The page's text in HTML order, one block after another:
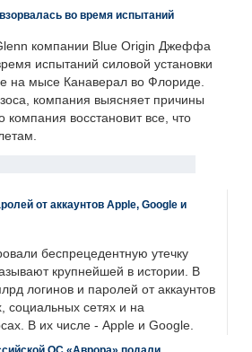
во время испытаний
компании Blue Origin Джеффа
испытаний силовой установки
на мысе Канаверал во Флориде.
компания выясняет причины
компания восстановит все, что
от аккаунтов Apple, Google и
беспрецедентную утечку
крупнейшей в истории. В
логинов и паролей от аккаунтов
социальных сетях и на
В их числе - Apple и Google.